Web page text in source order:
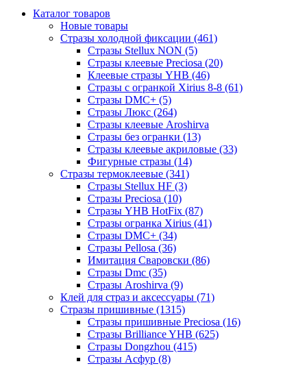
Каталог товаров
Новые товары
Стразы холодной фиксации (461)
Стразы Stellux NON (5)
Стразы клеевые Preciosa (20)
Клеевые стразы YHB (46)
Стразы с огранкой Xirius 8-8 (61)
Стразы DMC+ (5)
Стразы Люкс (264)
Стразы клеевые Aroshirva
Стразы без огранки (13)
Стразы клеевые акриловые (33)
Фигурные стразы (14)
Стразы термоклеевые (341)
Стразы Stellux HF (3)
Стразы Preciosa (10)
Стразы YHB HotFix (87)
Стразы огранка Xirius (41)
Стразы DMC+ (34)
Стразы Pellosa (36)
Имитация Сваровски (86)
Стразы Dmc (35)
Стразы Aroshirva (9)
Клей для страз и аксессуары (71)
Стразы пришивные (1315)
Стразы пришивные Preciosa (16)
Стразы Brilliance YHB (625)
Стразы Dongzhou (415)
Стразы Асфур (8)